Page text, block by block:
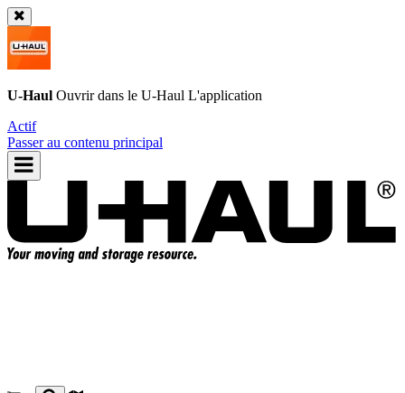
U-Haul Ouvrir dans le U-Haul L'application
Actif
Passer au contenu principal